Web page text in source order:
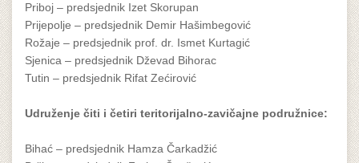
Priboj – predsjednik Izet Skorupan
Prijepolje – predsjednik Demir Hašimbegović
Rožaje – predsjednik prof. dr. Ismet Kurtagić
Sjenica – predsjednik Dževad Bihorac
Tutin – predsjednik Rifat Zećirović
Udruženje čiti i četiri teritorijalno-zavičajne podružnice:
Bihać – predsjednik Hamza Čarkadžić